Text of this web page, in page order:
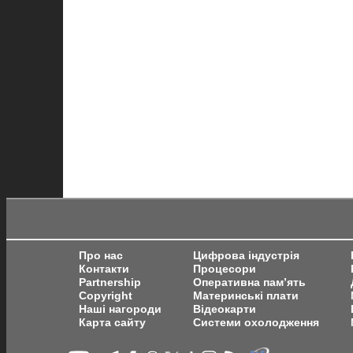
Про нас
Контакти
Partnership
Copyright
Наші нагороди
Карта сайту
Цифрова індустрія
Процесори
Оперативна пам’ять
Материнські плати
Відеокарти
Системи охолодження